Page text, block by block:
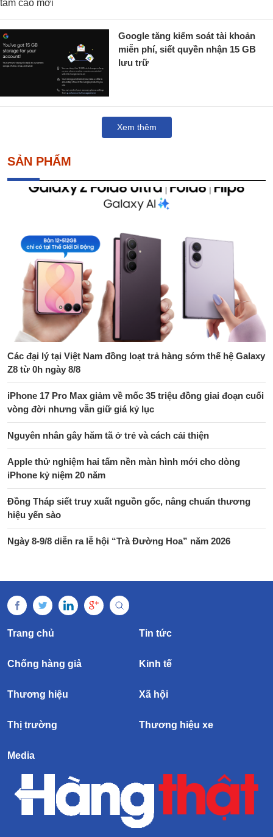
Google tăng kiểm soát tài khoản
miễn phí, siết quyền nhận 15 GB
lưu trữ
Xem thêm
SẢN PHẨM
Các đại lý tại Việt Nam đồng loạt trả hàng sớm thế hệ Galaxy
Z8 từ 0h ngày 8/8
iPhone 17 Pro Max giảm về mốc 35 triệu đồng giai đoạn cuối
vòng đời nhưng vẫn giữ giá kỷ lục
Nguyên nhân gây hăm tã ở trẻ và cách cải thiện
Apple thử nghiệm hai tấm nền màn hình mới cho dòng
iPhone kỷ niệm 20 năm
Đồng Tháp siết truy xuất nguồn gốc, nâng chuẩn thương
hiệu yến sào
Ngày 8-9/8 diễn ra lễ hội “Trà Đường Hoa” năm 2026
Trang chủ Tin tức
Chống hàng giả Kinh tế
Thương hiệu Xã hội
Thị trường Thương hiệu xe
Media